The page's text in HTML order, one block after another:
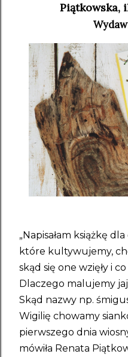
Piątkowska,
„Napisałam książkę
które kultywujemy,
skąd się one wzięły i
Dlaczego malujemy
Skąd nazwy np.
Wigilię chowamy
pierwszego dnia
mówiła Renata